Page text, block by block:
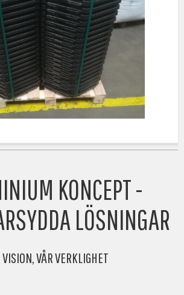
KONCEPT -
LÖSNINGAR
VISION, VÅR VERKLIGHET